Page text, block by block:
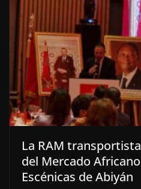
La RAM
del Mercado
Escénicas de Abiyán